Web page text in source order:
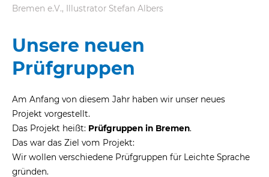
Bremen e.V., Illustrator Stefan Albers
Unsere neuen
Prüfgruppen
Am Anfang von diesem Jahr haben wir unser neues
Projekt vorgestellt.
Das Projekt heißt: Prüfgruppen in Bremen.
Das war das Ziel vom Projekt:
Wir wollen verschiedene Prüfgruppen für Leichte Sprache
gründen.